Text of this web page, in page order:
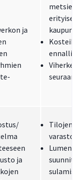
ja
metsien
ja
Tilojen
Lumen